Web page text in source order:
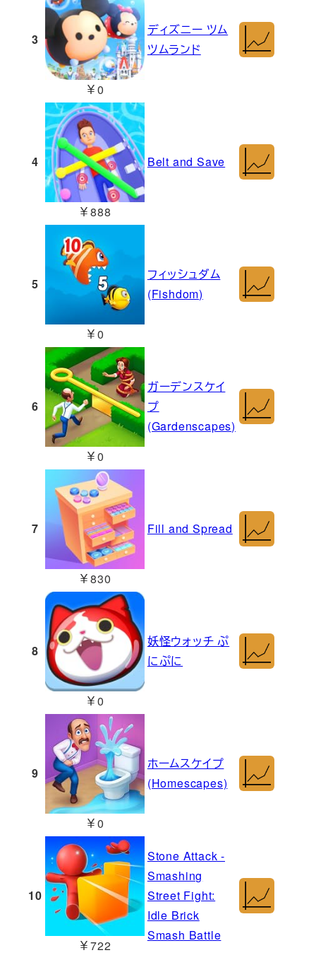
3
￥0
ディズニー ツム
ツムランド
4
￥888
Belt and Save
5
￥0
フィッシュダム
(Fishdom)
6
￥0
ガーデンスケイ
プ
(Gardenscapes)
7
￥830
Fill and Spread
8
￥0
妖怪ウォッチ ぷ
にぷに
9
￥0
ホームスケイプ
(Homescapes)
10
￥722
Stone Attack -
Smashing
Street Fight:
Idle Brick
Smash Battle